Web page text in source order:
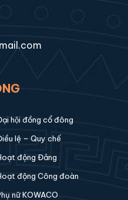
hội đồng cổ đông
lệ – Quy chế
động Đảng
động Công đoàn
nữ KOWACO